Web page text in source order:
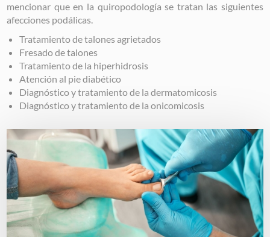
mencionar que en la quiropodología se tratan las siguientes
afecciones podálicas.
Tratamiento de talones agrietados
Fresado de talones
Tratamiento de la hiperhidrosis
Atención al pie diabético
Diagnóstico y tratamiento de la dermatomicosis
Diagnóstico y tratamiento de la onicomicosis
Image